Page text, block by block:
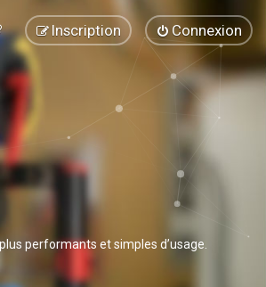
Connexion
Inscription
performants et simples d’usage.